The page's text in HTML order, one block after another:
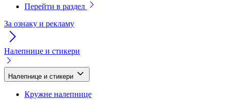
Перейти в раздел
За ознаку и рекламу
Налепнице и стикери
Налепнице и стикери
Кружне налепнице